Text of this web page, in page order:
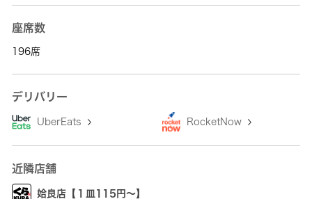
座席数
196席
デリバリー
UberEats RocketNow
近隣店舗
姶良店【１皿115円～】